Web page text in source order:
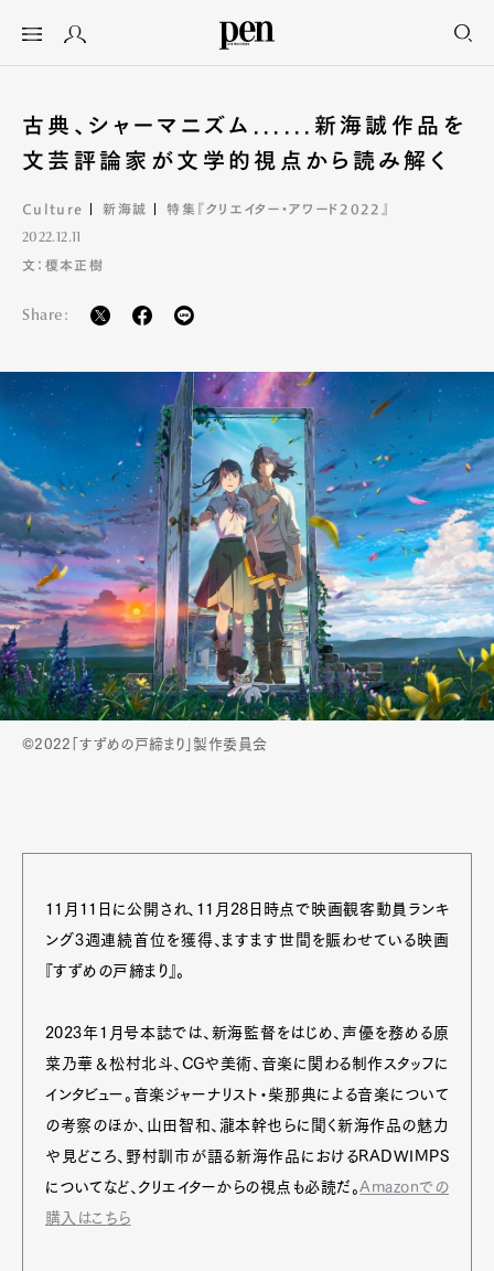
古典、シャーマニズム......新海誠作品を
文芸評論家が文学的視点から読み解く
Culture 新海誠 特集『クリエイター・アワード2022』
2022.12.11
文：榎本正樹
Share:
©2022「すずめの戸締まり」製作委員会
11月11日に公開され、11月28日時点で映画観客動員ランキ
ング3週連続首位を獲得、ますます世間を賑わせている映画
『すずめの戸締まり』。
2023年1月号本誌では、新海監督をはじめ、声優を務める原
菜乃華＆松村北斗、CGや美術、音楽に関わる制作スタッフに
インタビュー。音楽ジャーナリスト・柴那典による音楽について
の考察のほか、山田智和、瀧本幹也らに聞く新海作品の魅力
や見どころ、野村訓市が語る新海作品におけるRADWIMPS
についてなど、クリエイターからの視点も必読だ。Amazonでの
購入はこちら